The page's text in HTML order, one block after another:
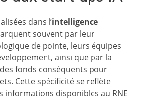
dans l’intelligence
souvent par leur
de pointe, leurs équipes
ainsi que par la
fonds conséquents pour
Cette spécificité se reflète
informations disponibles au RNE